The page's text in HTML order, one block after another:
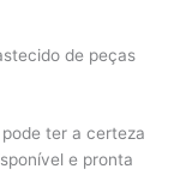
de peças
ter a certeza
e pronta